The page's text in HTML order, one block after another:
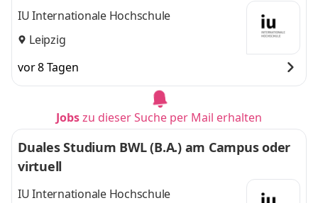
IU Internationale Hochschule
Leipzig
vor 8 Tagen
Jobszu dieser Suche per Mail erhalten
Duales Studium BWL (B.A.) am Campus oder
virtuell
IU Internationale Hochschule